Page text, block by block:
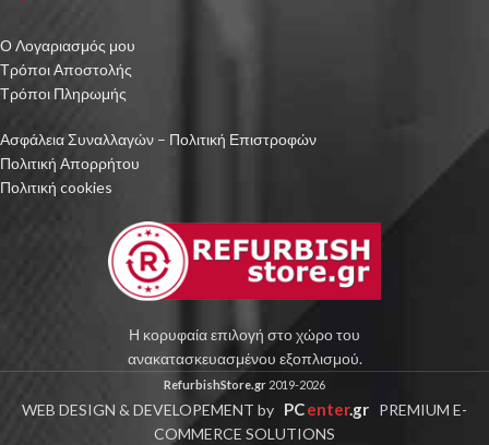
Ο Λογαριασμός μου
Τρόποι Αποστολής
Τρόποι Πληρωμής
Ασφάλεια Συναλλαγών – Πολιτική Επιστροφών
Πολιτική Απορρήτου
Πολιτική cookies
Η κορυφαία επιλογή στο χώρο του
ανακατασκευασμένου εξοπλισμού.
RefurbishStore.gr 2019-2026
WEB DESIGN & DEVELOPEMENT by PCenter.gr PREMIUM E-
COMMERCE SOLUTIONS